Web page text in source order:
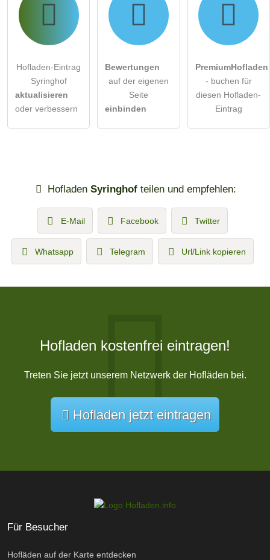
Hofladen-Eintrag
Syringhof
aktualisieren
oder verbessern
Bewertungen
auf der eigenen
Seite
einbinden
PremiumHofladen
- buchen für
diesen Hofladen-
Eintrag
HofladenSyringhof teilen und empfehlen:
E-Mail Facebook Twitter
Whatsapp Telegram Url/Link kopieren
Hofladen kostenfrei eintragen!
Treten Sie jetzt unserem Netzwerk der Hofläden bei.
Hofladen jetzt eintragen
Für Besucher
Hofläden auf der Karte entdecken